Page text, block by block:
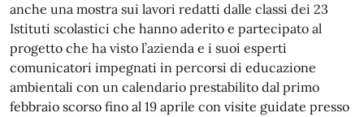
anche una mostra sui lavori redatti dalle classi dei 23
Istituti scolastici che hanno aderito e partecipato al
progetto che ha visto l’azienda e i suoi esperti
comunicatori impegnati in percorsi di educazione
ambientali con un calendario prestabilito dal primo
febbraio scorso fino al 19 aprile con visite guidate presso